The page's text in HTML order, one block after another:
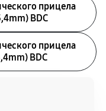
прицела
BDC
прицела
BDC